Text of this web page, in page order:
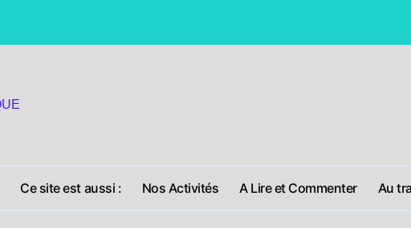
Pour une
Ce site est aussi : Nos Activités A Lire et Commenter Au